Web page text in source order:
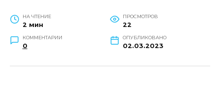
НА ЧТЕНИЕ
2 мин
ПРОСМОТРОВ
22
КОММЕНТАРИИ
0
ОПУБЛИКОВАНО
02.03.2023